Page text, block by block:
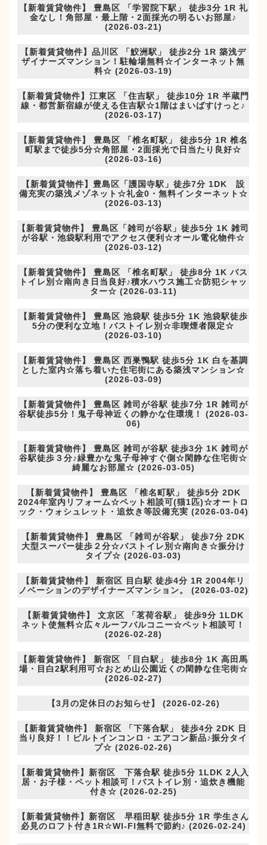
【新着賃貸物件】 豊島区 「学習院下駅」 徒歩3分 1R 礼
金なし！角部屋・最上階・2面採光の明るいお部屋♪
(2026-03-21)
【新着賃貸物件】品川区 「鮫洲駅」 徒歩2分 1R 築浅デ
ザイナーズマンション！駐輪場無料☆インターネット無
料☆ (2026-03-19)
【新着賃貸物件】江東区 「住吉駅」 徒歩10分 1R 半蔵門
線・都営新宿線が使える住吉駅☆1階はまいばすけっと♪
(2026-03-17)
【新着賃貸物件】 豊島区 「椎名町駅」 徒歩5分 1R 椎名
町駅まで徒歩5分☆角部屋・2面採光で日当たり良好☆
(2026-03-16)
【新着賃貸物件】豊島区「護国寺駅」徒歩7分 1DK 設
備充実の築浅メゾネット☆礼金0・無料インターネット☆
(2026-03-13)
【新着賃貸物件】 豊島区「雑司が谷駅」徒歩5分 1K 雑司
が谷駅・池袋駅利用でアクセス便利☆オール電化物件☆
(2026-03-12)
【新着賃貸物件】 豊島区 「椎名町駅」 徒歩8分 1K バス
トイレ別☆南向き日当良好♪積水ハウス施工☆防犯シャッ
ター☆ (2026-03-11)
【新着賃貸物件】 豊島区 池袋駅 徒歩5分 1K 池袋駅徒歩
5分の便利な立地！バストイレ別☆非喫煙者限定☆
(2026-03-10)
【新着賃貸物件】 豊島区 西巣鴨駅 徒歩5分 1K 白を基調
とした室内☆落ち着いた住宅街にある築浅マンション☆
(2026-03-09)
【新着賃貸物件】 豊島区 雑司が谷駅 徒歩7分 1R 雑司が
谷駅徒歩5分！鬼子母神近くの静かな住環境！ (2026-03-
06)
【新着賃貸物件】 豊島区 雑司が谷駅 徒歩3分 1K 雑司が
谷駅徒歩３分♪緑豊かな鬼子母神すぐ側☆閑静な住宅街☆
綺麗なお部屋☆ (2026-03-05)
【新着賃貸物件】 豊島区 「椎名町駅」 徒歩5分 2DK
2024年室内リフォーム☆ペット相談可(猫1匹)☆オートロ
ック・ウォシュレット・追炊き等設備充実 (2026-03-04)
【新着賃貸物件】 豊島区 「雑司が谷駅」 徒歩7分 2DK
大型スーパー徒歩２分☆バストイレ別☆南向き☆振分け
タイプ☆ (2026-03-03)
【新着賃貸物件】 新宿区 目白駅 徒歩4分 1R 2004年リ
ノベーションのデザイナーズマンション。 (2026-03-02)
【新着賃貸物件】 文京区 「茗荷谷駅」 徒歩9分 1LDK
ネット使無料☆広々ルーフバルコニー☆ペット相談可！
(2026-02-28)
【新着賃貸物件】 新宿区 「目白駅」 徒歩8分 1K 高田馬
場・目白2駅利用可☆おとめ山公園近くの閑静な住宅街☆
(2026-02-27)
【3月の定休日のお知らせ】 (2026-02-26)
【新着賃貸物件】 新宿区 「下落合駅」 徒歩4分 2DK 日
当り良好！！ビルトインコンロ・エアコン新品♪振分タイ
プ☆ (2026-02-26)
【新着賃貸物件】新宿区 下落合駅 徒歩5分 1LDK 2人入
居・お子様・ペット相談可！バストイレ別・追炊き機能
付き☆ (2026-02-25)
【新着賃貸物件】新宿区 早稲田駅 徒歩5分 1R 学生さん
必見のロフト付き1R☆WI-FI無料で節約♪ (2026-02-24)